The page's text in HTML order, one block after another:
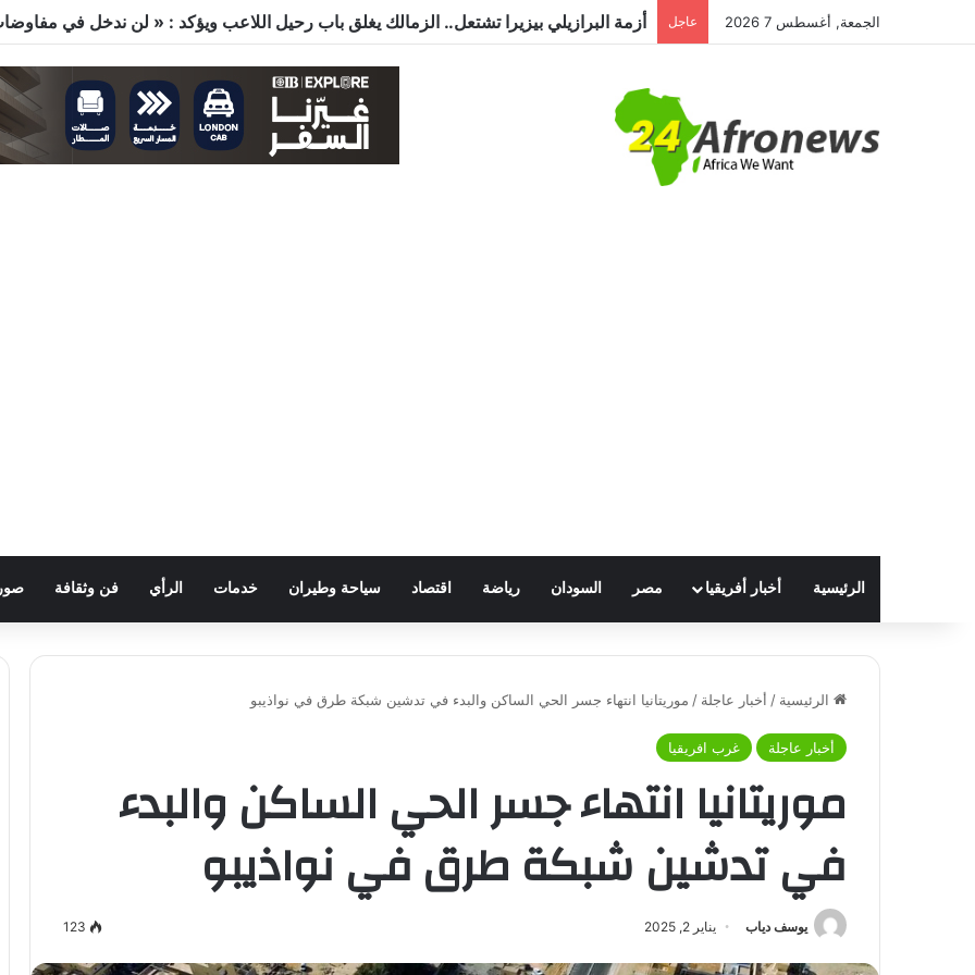
الجمعة, أغسطس 7 2026 عاجل
الرئيسية أخبار أفريقيا مصر السودان رياضة اقتصاد سياحة وطيران خدمات الرأي فن وثقافة
الرئيسية / أخبار عاجلة / موريتانيا انتهاء جسر الحي الساكن والبدء في تدشين شبكة طرق في نواذيبو
أخبار عاجلة غرب افريقيا
موريتانيا انتهاء جسر الحي الساكن والبدء
في تدشين شبكة طرق في نواذيبو
يوسف دياب يناير 2, 2025 123